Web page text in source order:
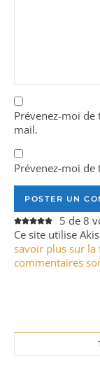
Prévenez-moi
mail.
Prévenez-moi
5 de 8
Ce site utilise
savoir plus sur la
commentaires